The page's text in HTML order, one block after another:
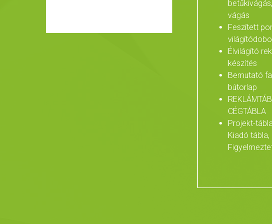
vágás
Feszített
Élvilágító
készítés
Bemutató
bútorlap
CÉGTÁBLA
Projekt-
Kiadó tábla,